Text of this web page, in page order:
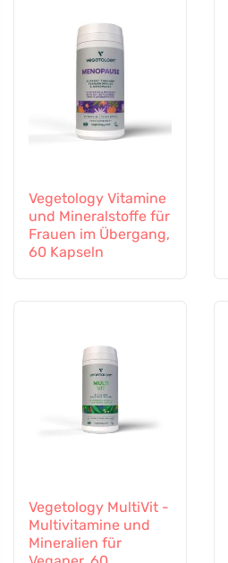
Vegetology Vitamine
und Mineralstoffe für
Frauen im Übergang,
60 Kapseln
Vegetology MultiVit -
Multivitamine und
Mineralien für